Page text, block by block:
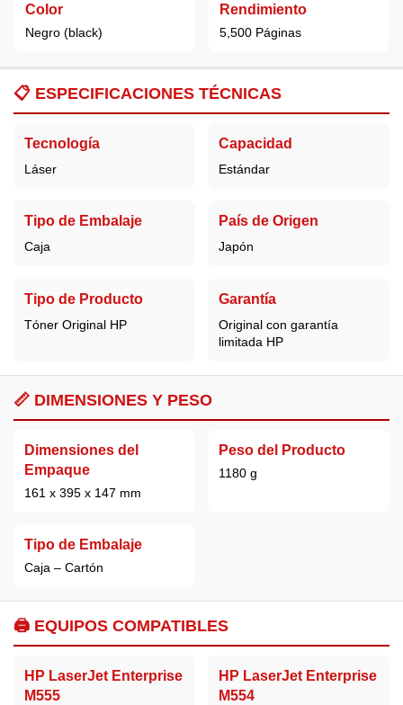
Color
Negro (black)
Rendimiento
5,500 Páginas
📋 ESPECIFICACIONES TÉCNICAS
Tecnología
Láser
Capacidad
Estándar
Tipo de Embalaje
Caja
País de Origen
Japón
Tipo de Producto
Tóner Original HP
Garantía
Original con garantía
limitada HP
📏 DIMENSIONES Y PESO
Dimensiones del
Empaque
161 x 395 x 147 mm
Peso del Producto
1180 g
Tipo de Embalaje
Caja – Cartón
🖨️ EQUIPOS COMPATIBLES
HP LaserJet Enterprise
M555
HP LaserJet Enterprise
M554